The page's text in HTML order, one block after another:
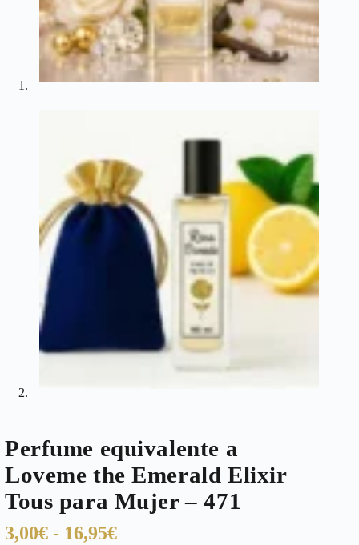
Perfume equivalente a
Loveme the Emerald Elixir
Tous para Mujer – 471
3,00€ - 16,95€Rango